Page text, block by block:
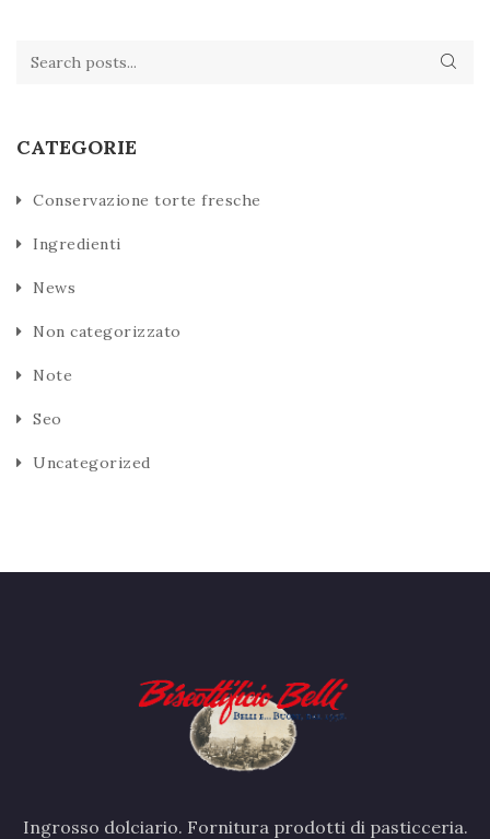
CATEGORIE
Conservazione torte fresche
Ingredienti
News
Non categorizzato
Note
Seo
Uncategorized
Ingrosso dolciario. Fornitura prodotti di pasticceria.